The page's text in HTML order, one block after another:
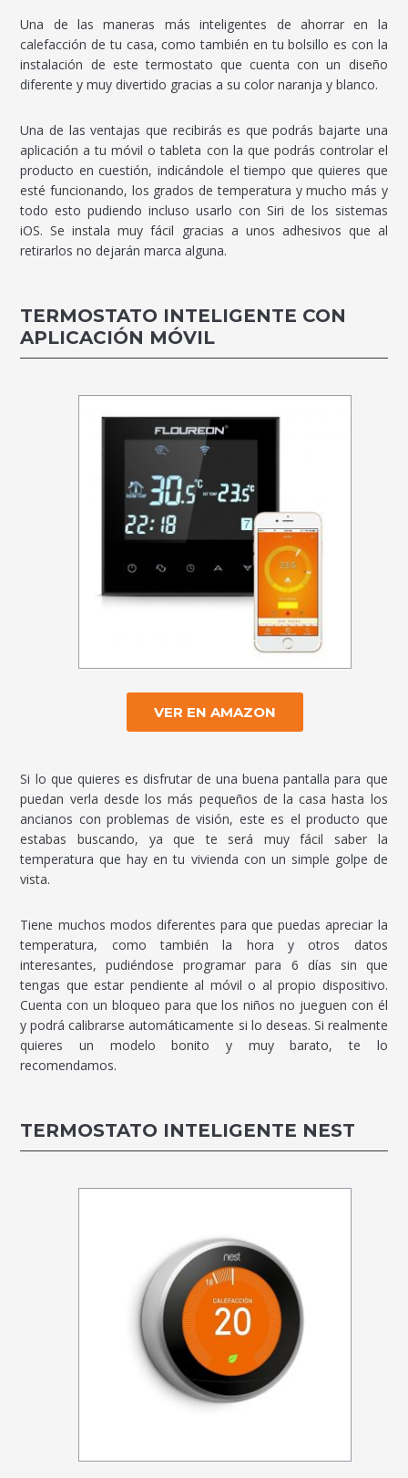
Una de las maneras más inteligentes de ahorrar en la
calefacción de tu casa, como también en tu bolsillo es con la
instalación de este termostato que cuenta con un diseño
diferente y muy divertido gracias a su color naranja y blanco.
Una de las ventajas que recibirás es que podrás bajarte una
aplicación a tu móvil o tableta con la que podrás controlar el
producto en cuestión, indicándole el tiempo que quieres que
esté funcionando, los grados de temperatura y mucho más y
todo esto pudiendo incluso usarlo con Siri de los sistemas
iOS. Se instala muy fácil gracias a unos adhesivos que al
retirarlos no dejarán marca alguna.
TERMOSTATO INTELIGENTE CON
APLICACIÓN MÓVIL
VER EN AMAZON
Si lo que quieres es disfrutar de una buena pantalla para que
puedan verla desde los más pequeños de la casa hasta los
ancianos con problemas de visión, este es el producto que
estabas buscando, ya que te será muy fácil saber la
temperatura que hay en tu vivienda con un simple golpe de
vista.
Tiene muchos modos diferentes para que puedas apreciar la
temperatura, como también la hora y otros datos
interesantes, pudiéndose programar para 6 días sin que
tengas que estar pendiente al móvil o al propio dispositivo.
Cuenta con un bloqueo para que los niños no jueguen con él
y podrá calibrarse automáticamente si lo deseas. Si realmente
quieres un modelo bonito y muy barato, te lo
recomendamos.
TERMOSTATO INTELIGENTE NEST